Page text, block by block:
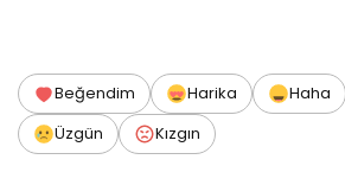
Beğendim Harika Haha
Üzgün
Kızgın